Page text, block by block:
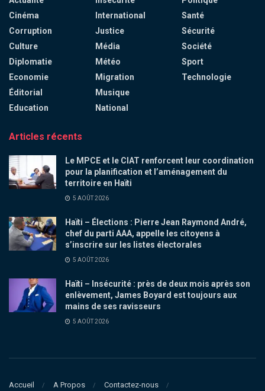
Cinéma
Corruption
Culture
Diplomatie
Economie
Éditorial
Education
International
Justice
Média
Météo
Migration
Musique
National
Santé
Sécurité
Société
Sport
Technologie
Articles récents
Le MPCE et le CIAT renforcent leur coordination
pour la planification et l’aménagement du
territoire en Haïti
5 AOÛT 2026
Haïti – Élections : Pierre Jean Raymond André,
chef du parti AAA, appelle les citoyens à
s’inscrire sur les listes électorales
5 AOÛT 2026
Haïti – Insécurité : près de deux mois après son
enlèvement, James Boyard est toujours aux
mains de ses ravisseurs
5 AOÛT 2026
Accueil A Propos Contactez-nous